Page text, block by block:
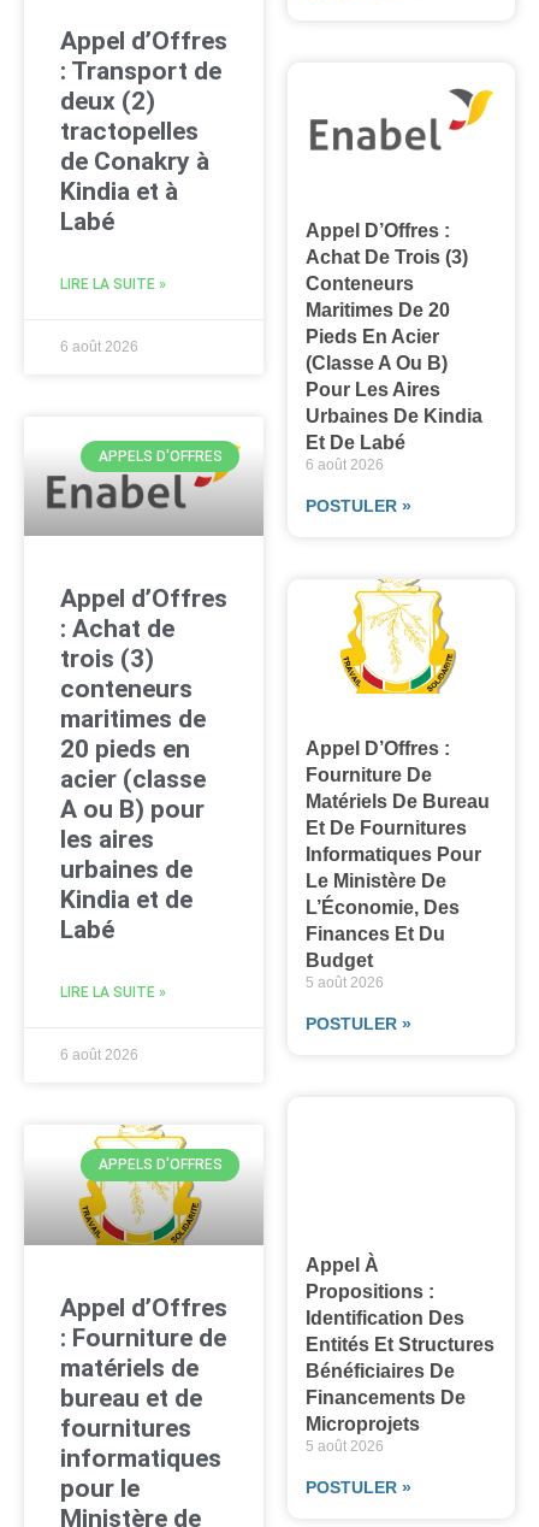
Appel d’Offres
: Transport de
deux (2)
tractopelles
de Conakry à
Kindia et à
Labé
LIRE LA SUITE »
6 août 2026
APPELS D'OFFRES
Appel d’Offres
: Achat de
trois (3)
conteneurs
maritimes de
20 pieds en
acier (classe
A ou B) pour
les aires
urbaines de
Kindia et de
Labé
LIRE LA SUITE »
6 août 2026
APPELS D'OFFRES
Appel d’Offres
: Fourniture de
matériels de
bureau et de
fournitures
informatiques
pour le
Ministère de
Appel D’Offres :
Achat De Trois (3)
Conteneurs
Maritimes De 20
Pieds En Acier
(classe A Ou B)
Pour Les Aires
Urbaines De Kindia
Et De Labé
6 août 2026
POSTULER »
Appel D’Offres :
Fourniture De
Matériels De Bureau
Et De Fournitures
Informatiques Pour
Le Ministère De
L’Économie, Des
Finances Et Du
Budget
5 août 2026
POSTULER »
Appel À
Propositions :
Identification Des
Entités Et Structures
Bénéficiaires De
Financements De
Microprojets
5 août 2026
POSTULER »